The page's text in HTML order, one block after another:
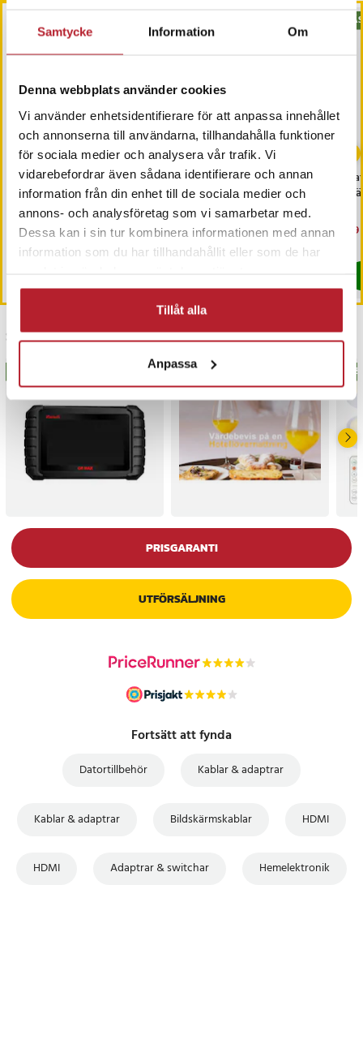
Samtycke Information Om
Denna webbplats använder cookies
Vi använder enhetsidentifierare för att anpassa innehållet
och annonserna till användarna, tillhandahålla funktioner
för sociala medier och analysera vår trafik. Vi
vidarebefordrar även sådana identifierare och annan
information från din enhet till de sociala medier och
annons- och analysföretag som vi samarbetar med.
Dessa kan i sin tur kombinera informationen med annan
information som du har tillhandahållit eller som de har
Tillåt alla
Anpassa
Goobay HDMI-splitter 1
till 4 - 4K 30Hz
Pris:279 kr
279 kr
I lager, levereras inom 1-2 vardagar
-17%
Trådlöst
minitangentbord med
Nano-USB, nordisk layout
Nuvarande pris:
199 krTidigare pris :239 kr
199 kr 239 kr
I lager, levereras inom 1-2 vardagar
Senast besökta
PRISGARANTI
UTFÖRSÄLJNING
Fortsätt att fynda
Datortillbehör Kablar & adaptrar
Kablar & adaptrar Bildskärmskablar HDMI
HDMI Adaptrar & switchar Hemelektronik